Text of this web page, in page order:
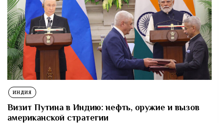
ИНДИЯ
Визит Путина в Индию: нефть, оружие и вызов
американской стратегии